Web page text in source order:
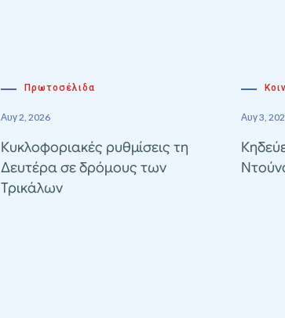
Πρωτοσέλιδα
Αυγ 2, 2026
Κυκλοφοριακές ρυθμίσεις τη
Δευτέρα σε δρόμους των
Τρικάλων
Αυγ 3,